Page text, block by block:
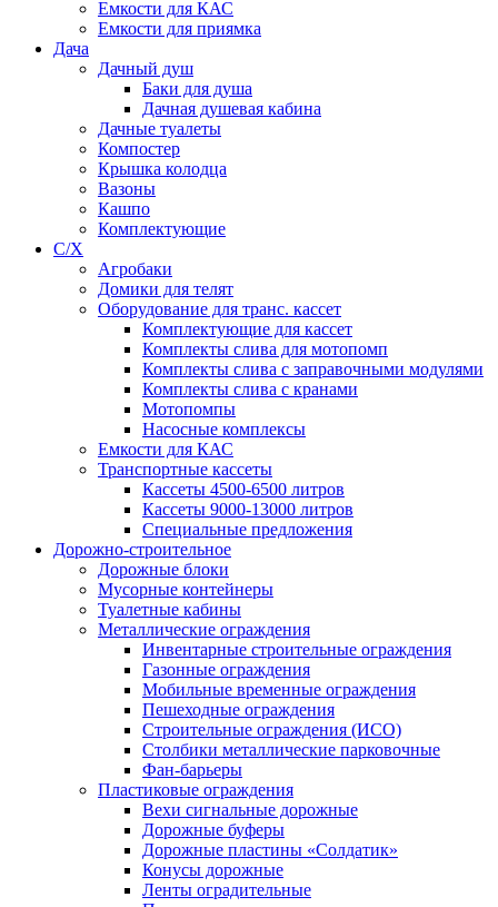
Емкости для КАС
Емкости для приямка
Дача
Дачный душ
Баки для душа
Дачная душевая кабина
Дачные туалеты
Компостер
Крышка колодца
Вазоны
Кашпо
Комплектующие
С/Х
Агробаки
Домики для телят
Оборудование для транс. кассет
Комплектующие для кассет
Комплекты слива для мотопомп
Комплекты слива с заправочными модулями
Комплекты слива с кранами
Мотопомпы
Насосные комплексы
Емкости для КАС
Транспортные кассеты
Кассеты 4500-6500 литров
Кассеты 9000-13000 литров
Специальные предложения
Дорожно-строительное
Дорожные блоки
Мусорные контейнеры
Туалетные кабины
Металлические ограждения
Инвентарные строительные ограждения
Газонные ограждения
Мобильные временные ограждения
Пешеходные ограждения
Строительные ограждения (ИСО)
Столбики металлические парковочные
Фан-барьеры
Пластиковые ограждения
Вехи сигнальные дорожные
Дорожные буферы
Дорожные пластины «Солдатик»
Конусы дорожные
Ленты оградительные